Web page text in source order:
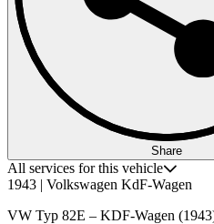
Share
All services for this vehicle
1943 | Volkswagen KdF-Wagen
VW Typ 82E – KDF-Wagen